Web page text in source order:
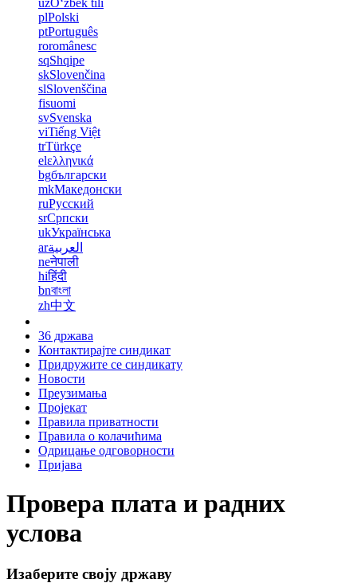
uzOʻzbek tili
plPolski
ptPortuguês
roromânesc
sqShqipe
skSlovenčina
slSlovenščina
fisuomi
svSvenska
viTiếng Việt
trTürkçe
elελληνικά
bgбългарски
mkМакедонски
ruРусский
srСрпски
ukУкраїнська
arالعربية
neनेपाली
hiहिंदी
bnবাংলা
zh中文
36 држава
Контактирајте синдикат
Придружите се синдикату
Новости
Преузимања
Пројекат
Правила приватности
Правила о колачићима
Одрицање одговорности
Пријава
Провера плата и радних
услова
Изаберите своју државу